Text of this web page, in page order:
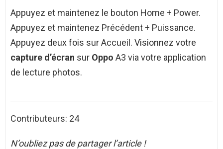
Appuyez et maintenez le bouton Home + Power.
Appuyez et maintenez Précédent + Puissance.
Appuyez deux fois sur Accueil. Visionnez votre
capture d’écran sur Oppo A3 via votre application
de lecture photos.
Contributeurs: 24
N’oubliez pas de partager l’article !